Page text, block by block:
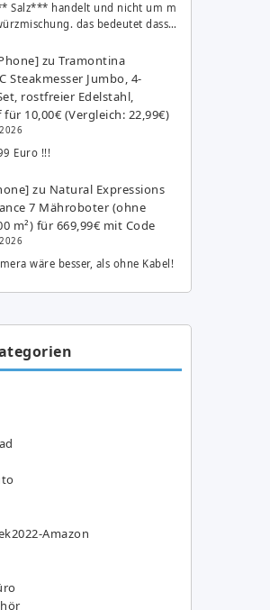
Salz*** handelt und nicht um m
das bedeutet dass…
zuTramontina
Steakmesser Jumbo, 4-
rostfreier Edelstahl,
10,00€ (Vergleich: 22,99€)
Euro !!!
zu Natural Expressions
7 Mähroboter (ohne
m²) für 669,99€ mit Code
wäre besser, als ohne Kabel!
Amazon